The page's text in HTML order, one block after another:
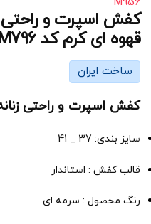
کفش اسپرت و راحتی
قهوه ای کرم کد M796
ساخت ایران
کفش اسپرت و راحتی
سایز بندی: 37 _ 41
قالب کفش : استاندار
رنگ محصول : سرمه ای